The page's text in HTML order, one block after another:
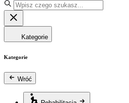
Kategorie
Kategorie
Wróć